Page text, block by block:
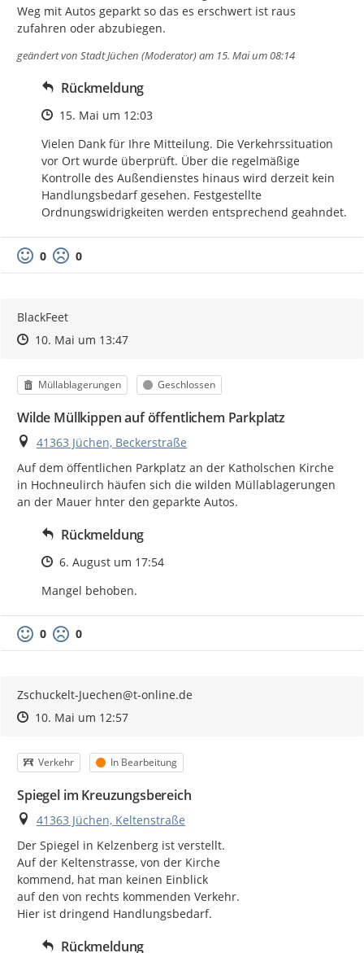
Weg mit Autos geparkt so das es erschwert ist raus
zufahren oder abzubiegen.
geändert von Stadt Jüchen (Moderator)am 15. Mai um 08:14
Rückmeldung
Zeitpunkt des Erstellens
15. Mai um 12:03
Vielen Dank für Ihre Mitteilung. Die Verkehrssituation
vor Ort wurde überprüft. Über die regelmäßige
Kontrolle des Außendienstes hinaus wird derzeit kein
Handlungsbedarf gesehen. Festgestellte
Ordnungswidrigkeiten werden entsprechend geahndet.
0 0
BlackFeet
Zeitpunkt des Erstellens
Zeitpunkt des Erstellens
10. Mai um 13:47Zur Äußerung
Kategorie
Müllablagerungen Status
Geschlossen
Wilde Müllkippen auf öffentlichem Parkplatz
Ort
41363 Jüchen, Beckerstraße
Auf dem öffentlichen Parkplatz an der Katholschen Kirche
in Hochneulirch häufen sich die wilden Müllablagerungen
an der Mauer hnter den geparkte Autos.
Rückmeldung
Zeitpunkt des Erstellens
6. August um 17:54
Mangel behoben.
0 0
Zschuckelt-Juechen@t-online.de
Zeitpunkt des Erstellens
Zeitpunkt des Erstellens
10. Mai um 12:57Zur Äußerung
Kategorie
Verkehr Status
In Bearbeitung
Spiegel im Kreuzungsbereich
Ort
41363 Jüchen, Keltenstraße
Der Spiegel in Kelzenberg ist verstellt.
Auf der Keltenstrasse, von der Kirche
kommend, hat man keinen Einblick
auf den von rechts kommenden Verkehr.
Hier ist dringend Handlungsbedarf.
Rückmeldung